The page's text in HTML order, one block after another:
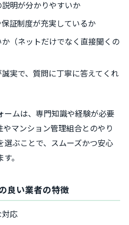
明が分かりやすいか
証制度が充実しているか
（ネットだけでなく直接聞くの
実で、質問に丁寧に答えてくれ
ームは、専門知識や経験が必要
マンション管理組合とのやり
選ぶことで、スムーズかつ安心
。
良い業者の特徴
応